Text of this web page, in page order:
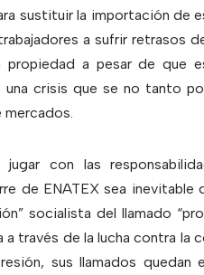
sustituir la importación de
a sufrir retrasos
propiedad a pesar de que
una crisis que se no tanto
mercados.
con las
de ENATEX sea inevitable
socialista del llamado
través de la lucha contra la
sus llamados